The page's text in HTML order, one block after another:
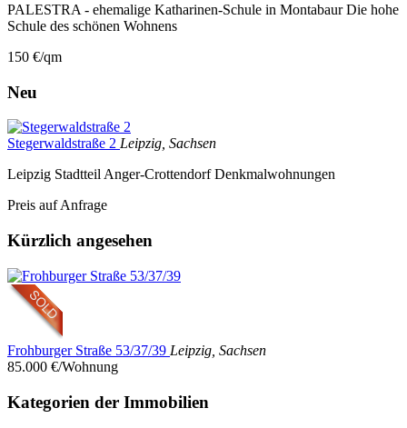
PALESTRA - ehemalige Katharinen-Schule in Montabaur Die hohe
Schule des schönen Wohnens
150 €/qm
Neu
Stegerwaldstraße 2 Leipzig, Sachsen
Leipzig Stadtteil Anger-Crottendorf Denkmalwohnungen
Preis auf Anfrage
Kürzlich angesehen
Frohburger Straße 53/37/39 Leipzig, Sachsen
85.000 €/Wohnung
Kategorien der Immobilien